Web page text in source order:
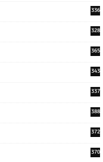
336
328
365
343
337
388
372
370